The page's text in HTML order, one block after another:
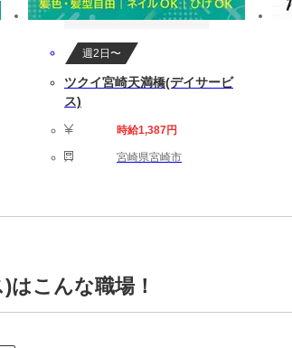
週2日〜
ツクイ宮崎天満橋(デイサービ
ス)
時給1,387円
宮崎県宮崎市
こんな職場！